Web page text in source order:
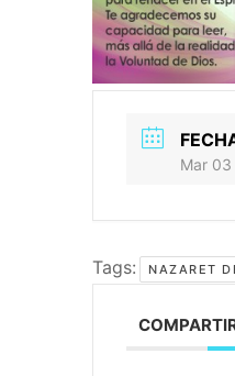
Mar 03
Tags: NAZARET